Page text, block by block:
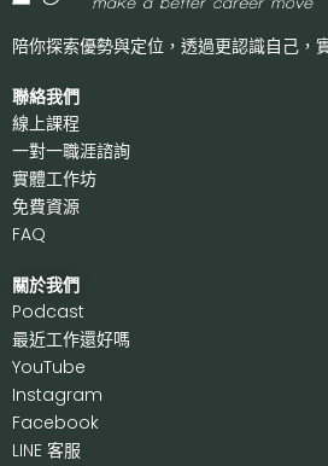
陪你探索優勢與定位，透過更認識自己，
聯絡我們
線上課程
一對一職涯諮詢
實體工作坊
免費資源
FAQ
關於我們
Podcast
最近工作還好嗎
YouTube
Instagram
Facebook
LINE 客服